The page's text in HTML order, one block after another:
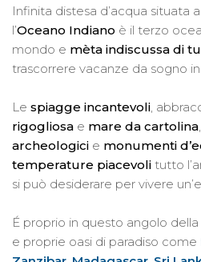
Infinita distesa d’acqua situata
l’Oceano Indiano è il terzo
mondo e mèta indiscussa di
trascorrere vacanze da sogno in
Le spiagge incantevoli,
rigogliosa e mare da cartolina
archeologici e monumenti
temperature piacevoli tutto
si può desiderare per vivere
É proprio in questo angolo
e proprie oasi di paradiso come